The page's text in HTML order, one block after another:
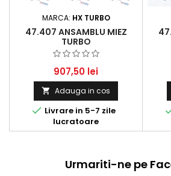
MARCA: HX TURBO
47.407 ANSAMBLU MIEZ
TURBO
907,50 lei
 Adauga in cos
 Livrare in 5-7 zile
lucratoare
Urmariti-ne pe